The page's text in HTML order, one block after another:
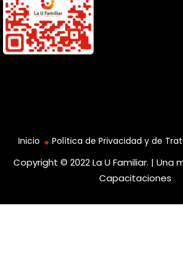
Copyright © 2022 La U Familiar. | Una
Capacitaciones
Inicio Política de Privacidad y de